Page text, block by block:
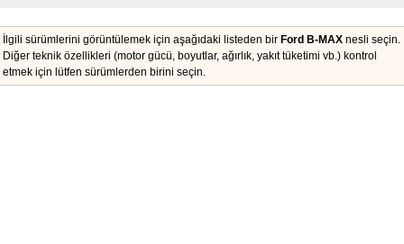
İlgili sürümlerini görüntülemek için aşağıdaki listeden bir Ford B-MAX nesli seçin.
Diğer teknik özellikleri (motor gücü, boyutlar, ağırlık, yakıt tüketimi vb.) kontrol
etmek için lütfen sürümlerden birini seçin.